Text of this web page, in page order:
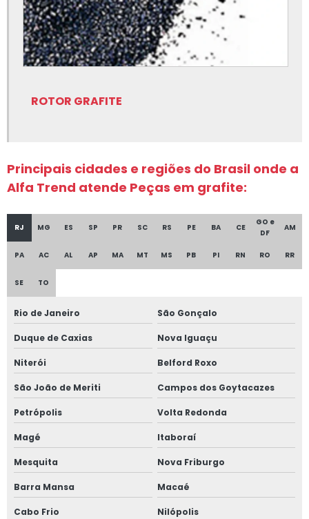
Rotor de grafite para fundição
Rotor de grafite para fundição onde comprar
Sílica fundida onde comprar
Tinta para fundição onde comprar
Tinta para fundição onde encontrar
Insumos para fundir alumínio
Insumos para fundição de alumínio
Nitreto de boro
Nitreto de boro em pó
Nitreto de boro hexagonal
Nitreto de silício
Peças em grafite
Rotor grafite
ROTOR GRAFITE
Principais cidades e regiões do Brasil onde a
Alfa Trend atende Peças em grafite:
RJ MG ES SP PR SC RS PE BA CE
GO e
DF
AM
PA AC AL AP MA MT MS PB PI RN RO RR
SE TO
Rio de Janeiro São Gonçalo
Duque de Caxias Nova Iguaçu
Niterói Belford Roxo
São João de Meriti Campos dos Goytacazes
Petrópolis Volta Redonda
Magé Itaboraí
Mesquita Nova Friburgo
Barra Mansa Macaé
Cabo Frio Nilópolis